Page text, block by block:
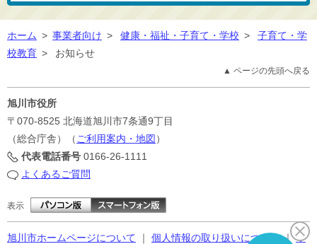
ホーム > 事業者向け > 健康・福祉・子育て・学校 >
子育て・学
校教育 > お知らせ
▲ ページの先頭へ戻る
旭川市役所
〒070-8525 北海道旭川市7条通9丁目
（総合庁舎）（ ご利用案内・地図 ）
代表電話番号 0166-26-1111
よくあるご質問
表示
旭川市ホームページについて ｜ 個人情報の取り扱いについて｜サ